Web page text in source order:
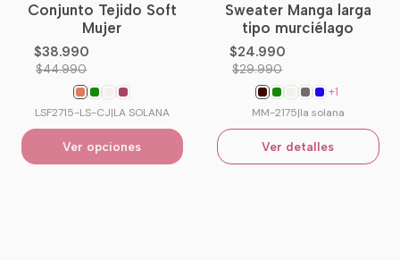
-13%OFF
Conjunto Tejido Soft
Mujer
$38.990
$44.990
LSF2715-LS-CJ|LA SOLANA
Ver opciones
-17%OFF
No disponible
Sweater Manga larga
tipo murciélago
$24.990
$29.990
+1
MM-2175|la solana
Ver detalles